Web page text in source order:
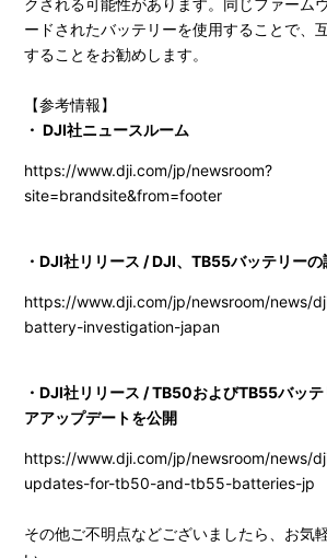
クされる可能性があります。同じファーム
ードされたバッテリーを使用することで、
することをお勧めします。
【参考情報】
・ DJI社ニュースルーム
https://www.dji.com/jp/newsroom?
site=brandsite&from=footer
・DJI社リリース / DJI、TB55バッテリーの
https://www.dji.com/jp/newsroom/news/
battery-investigation-japan
・DJI社リリース / TB50およびTB55バッ
アアップデートを公開
https://www.dji.com/jp/newsroom/news/
updates-for-tb50-and-tb55-batteries-jp
その他ご不明点などございましたら、お気